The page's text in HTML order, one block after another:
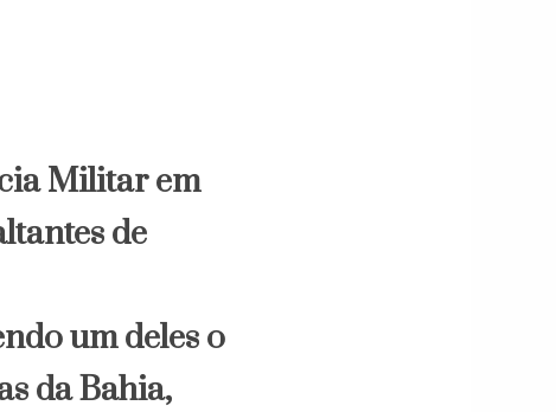
Militar em
de
um deles o
da Bahia,